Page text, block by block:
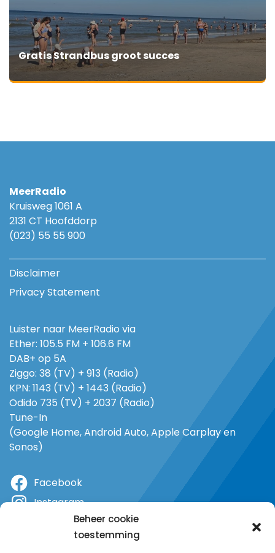
Beheer cookie
toestemming
Gratis Strandbus groot succes
MeerRadio
Kruisweg 1061 A
2131 CT Hoofddorp
(023) 55 55 900
Disclaimer
Privacy Statement
Luister naar MeerRadio via
Ether: 105.5 FM + 106.6 FM
DAB+ op 5A
Ziggo: 38 (TV) + 913 (Radio)
KPN: 1143 (TV) + 1443 (Radio)
Odido 735 (TV) + 2037 (Radio)
Tune-In
(Google Home, Android Auto, Apple Carplay en
Sonos)
Facebook
Instagram
YouTube